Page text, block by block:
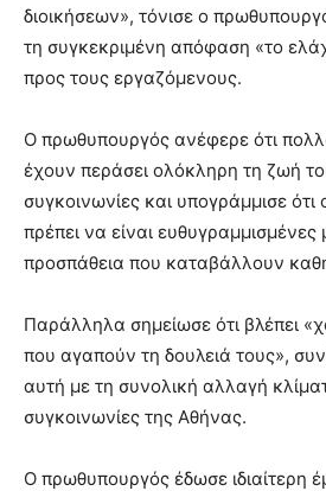
διοικήσεων», τόνισε ο
τη συγκεκριμένη απόφαση «το
προς τους εργαζόμενους.
Ο πρωθυπουργός ανέφερε ότι
έχουν περάσει ολόκληρη τη ζωή
συγκοινωνίες και υπογράμμισε
πρέπει να είναι ευθυγραμμισμένες
προσπάθεια που καταβάλλουν
Παράλληλα σημείωσε ότι βλέπει
που αγαπούν τη δουλειά τους»,
αυτή με τη συνολική αλλαγή
συγκοινωνίες της Αθήνας.
Ο πρωθυπουργός έδωσε ιδιαίτερη